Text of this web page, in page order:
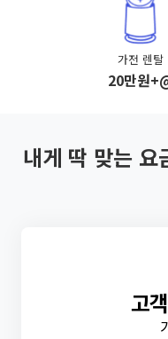
가전 렌탈
20만원
내게 딱 맞는 요
고